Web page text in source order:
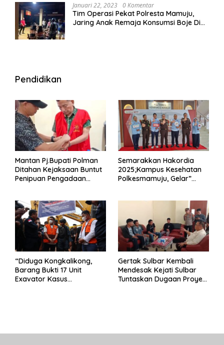
Januari 22, 2023 0 Komentar
Tim Operasi Pekat Polresta Mamuju,
Jaring Anak Remaja Konsumsi Boje Di
Pendidikan
Mantan Pj.Bupati Polman
Ditahan Kejaksaan Buntut
Penipuan Pengadaan
Semarakkan Hakordia
2025;Kampus Kesehatan
Polkesmamuju, Gelar”
“Diduga Kongkalikong,
Barang Bukti 17 Unit
Exavator Kasus
Gertak Sulbar Kembali
Mendesak Kejati Sulbar
Tuntaskan Dugaan Proyek